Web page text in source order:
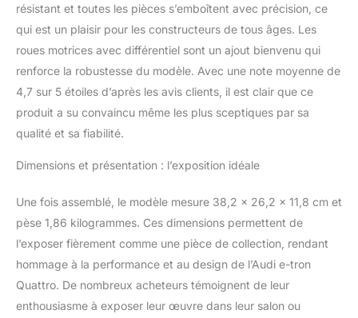
les occasions
résistant et toutes les pièces s’emboîtent avec précision, ce
qui est un plaisir pour les constructeurs de tous âges. Les
roues motrices avec différentiel sont un ajout bienvenu qui
renforce la robustesse du modèle. Avec une note moyenne de
4,7 sur 5 étoiles d’après les avis clients, il est clair que ce
produit a su convaincu même les plus sceptiques par sa
qualité et sa fiabilité.
Dimensions et présentation : l’exposition idéale
Une fois assemblé, le modèle mesure 38,2 x 26,2 x 11,8 cm et
pèse 1,86 kilogrammes. Ces dimensions permettent de
l’exposer fièrement comme une pièce de collection, rendant
hommage à la performance et au design de l’Audi e-tron
Quattro. De nombreux acheteurs témoignent de leur
enthousiasme à exposer leur œuvre dans leur salon ou